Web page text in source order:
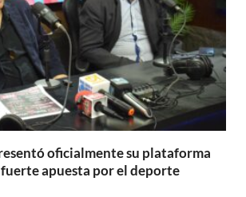
oficialmente su plataforma
apuesta por el deporte